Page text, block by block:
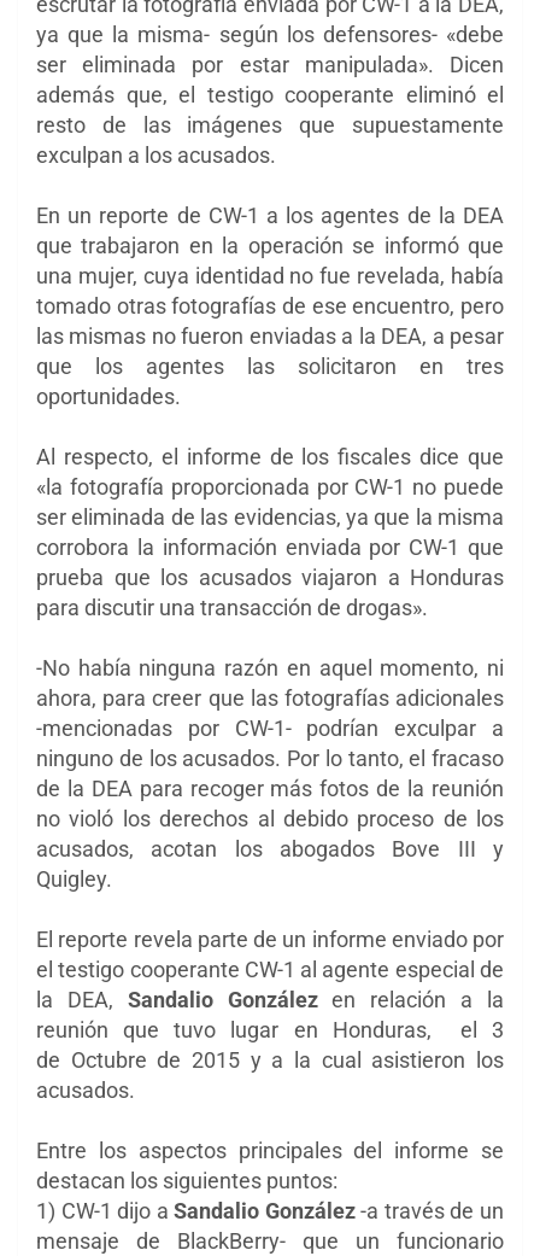
ya que la misma- según los defensores- «debe
ser eliminada por estar manipulada». Dicen
además que, el testigo cooperante eliminó el
resto de las imágenes que supuestamente
exculpan a los acusados.
En un reporte de CW-1 a los agentes de la DEA
que trabajaron en la operación se informó que
una mujer, cuya identidad no fue revelada, había
tomado otras fotografías de ese encuentro, pero
las mismas no fueron enviadas a la DEA, a pesar
que los agentes las solicitaron en tres
oportunidades.
Al respecto, el informe de los fiscales dice que
«la fotografía proporcionada por CW-1 no puede
ser eliminada de las evidencias, ya que la misma
corrobora la información enviada por CW-1 que
prueba que los acusados viajaron a Honduras
para discutir una transacción de drogas».
-No había ninguna razón en aquel momento, ni
ahora, para creer que las fotografías adicionales
-mencionadas por CW-1- podrían exculpar a
ninguno de los acusados. Por lo tanto, el fracaso
de la DEA para recoger más fotos de la reunión
no violó los derechos al debido proceso de los
acusados, acotan los abogados Bove III y
Quigley.
El reporte revela parte de un informe enviado por
el testigo cooperante CW-1 al agente especial de
la DEA, Sandalio Gonzálezen relación a la
reunión que tuvo lugar en Honduras, el 3
de Octubre de 2015 y a la cual asistieron los
acusados.
Entre los aspectos principales del informe se
destacan los siguientes puntos:
1) CW-1 dijo aSandalio González-a través de un
mensaje de BlackBerry- que un funcionario